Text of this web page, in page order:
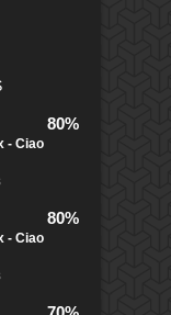
- Ciao
80%
- Ciao
80%